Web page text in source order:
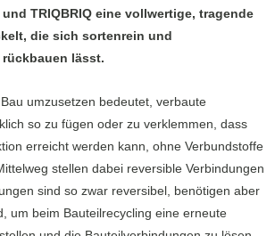
TRIQBRIQ eine vollwertige, tragende
die sich sortenrein und
lässt.
umzusetzen bedeutet, verbaute
so zu fügen oder zu verklemmen, dass
erreicht werden kann, ohne Verbundstoffe
stellen dabei reversible Verbindungen
sind so zwar reversibel, benötigen aber
um beim Bauteilrecycling eine erneute